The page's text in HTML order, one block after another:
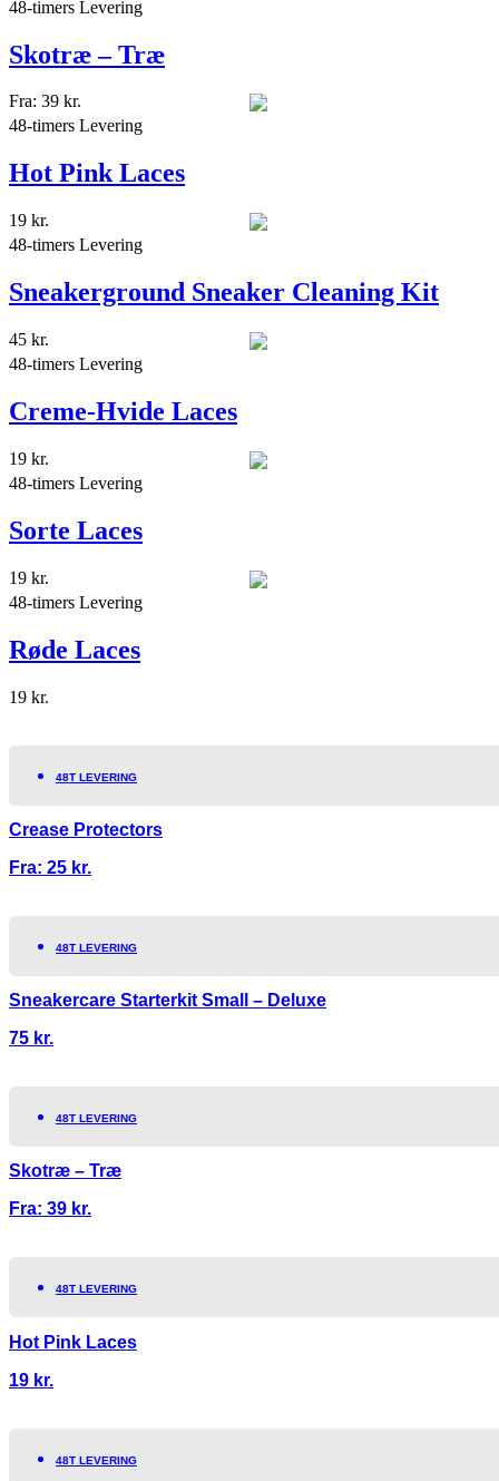
48-timers Levering
Skotræ – Træ
Fra: 39 kr.
48-timers Levering
Hot Pink Laces
19 kr.
48-timers Levering
Sneakerground Sneaker Cleaning Kit
45 kr.
48-timers Levering
Creme-Hvide Laces
19 kr.
48-timers Levering
Sorte Laces
19 kr.
48-timers Levering
Røde Laces
19 kr.
48T LEVERING
Crease Protectors
Fra: 25 kr.
48T LEVERING
Sneakercare Starterkit Small – Deluxe
75 kr.
48T LEVERING
Skotræ – Træ
Fra: 39 kr.
48T LEVERING
Hot Pink Laces
19 kr.
48T LEVERING